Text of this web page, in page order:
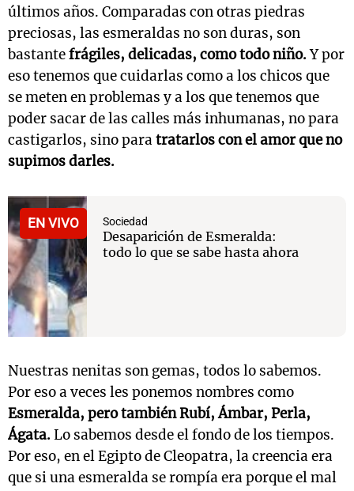
últimos años. Comparadas con otras piedras
preciosas, las esmeraldas no son duras, son
bastantefrágiles, delicadas, como todo niño.Y por
eso tenemos que cuidarlas como a los chicos que
se meten en problemas y a los que tenemos que
poder sacar de las calles más inhumanas, no para
castigarlos, sino paratratarlos con el amor que no
supimos darles.
EN VIVO Sociedad
Desaparición de Esmeralda:
todo lo que se sabe hasta ahora
Nuestras nenitas son gemas, todos lo sabemos.
Por eso a veces les ponemos nombres como
Esmeralda, pero también Rubí, Ámbar, Perla,
Ágata. Lo sabemos desde el fondo de los tiempos.
Por eso, en el Egipto de Cleopatra, la creencia era
que si una esmeralda se rompía era porque el mal